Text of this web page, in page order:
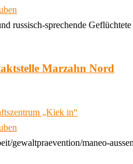
russisch-sprechende
Marzahn Nord
„Kiek in“
gewaltpraevention/maneo-